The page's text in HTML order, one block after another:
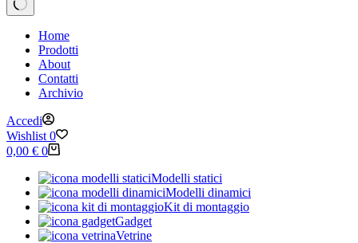
risultatoHome
Prodotti
About
Contatti
Archivio
Accedi
Wishlist 0
Carrello
0,00 € 0
Modelli statici
Modelli dinamici
Kit di montaggio
Gadget
Vetrine